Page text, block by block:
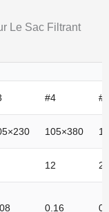
Le Sac Filtrant
#4 #5
105×380
12 20
0.16